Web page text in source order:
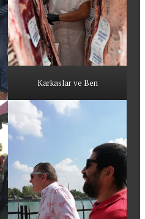
Karkaslar ve Ben